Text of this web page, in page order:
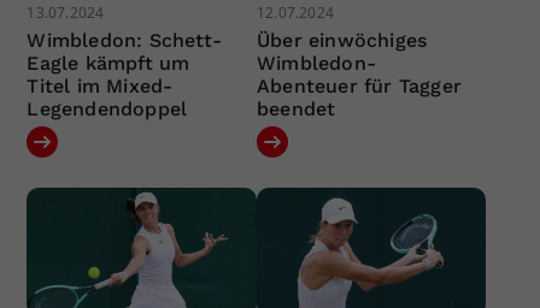
13.07.2024
Wimbledon: Schett-
Eagle kämpft um
Titel im Mixed-
Legendendoppel
12.07.2024
Über einwöchiges
Wimbledon-
Abenteuer für Tagger
beendet